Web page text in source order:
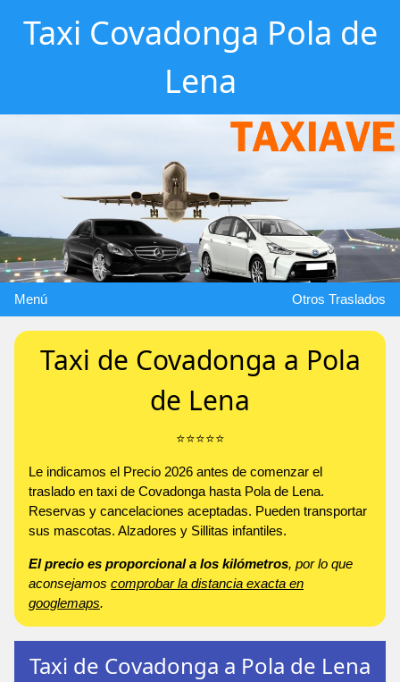
Taxi Covadonga Pola de
Lena
Menú Otros Traslados
Taxi de Covadonga a Pola
de Lena
⭐️⭐️⭐️⭐️⭐️
Le indicamos el Precio 2026 antes de comenzar el
traslado en taxi de Covadonga hasta Pola de Lena.
Reservas y cancelaciones aceptadas. Pueden transportar
sus mascotas. Alzadores y Sillitas infantiles.
El precio es proporcional a los kilómetros, por lo que
aconsejamos comprobar la distancia exacta en
googlemaps.
Taxi de Covadonga a Pola de Lena